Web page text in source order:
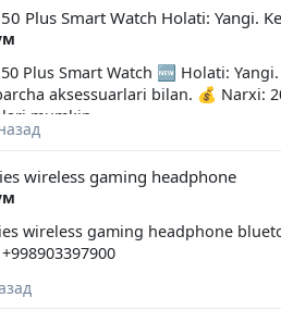
тяжёлый и не слишком лёгкий. В
На передней панели телефона
отображаются время, дата,
отображаться уведомления
звонка. Передняя панель
очень нравится его приятный
есть логотипы BlackBerry и
3,5 мм, порт для зарядки
Plus Smart Watch Holati: Yangi.
Plus Smart Watch 🆕 Holati:
aksessuarlari bilan. 💰 Narxi:
mumkin.
wireless gaming headphone
wireless gaming headphone